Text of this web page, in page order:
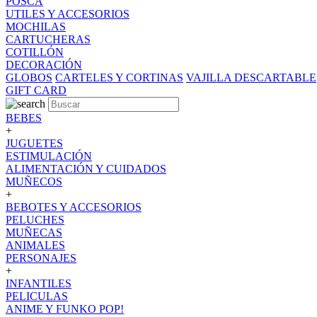
UTILES Y ACCESORIOS
MOCHILAS
CARTUCHERAS
COTILLÓN
DECORACIÓN
GLOBOS CARTELES Y CORTINAS VAJILLA DESCARTABLE
GIFT CARD
BEBES
+
JUGUETES
ESTIMULACIÓN
ALIMENTACIÓN Y CUIDADOS
MUÑECOS
+
BEBOTES Y ACCESORIOS
PELUCHES
MUÑECAS
ANIMALES
PERSONAJES
+
INFANTILES
PELICULAS
ANIME Y FUNKO POP!